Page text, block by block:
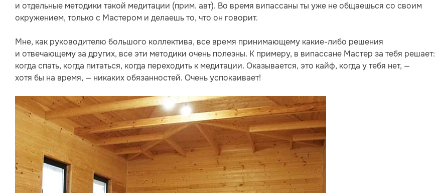
и отдельные методики такой медитации (прим. авт). Во время випассаны ты уже не общаешься со своим
окружением, только с Мастером и делаешь то, что он говорит.
Мне, как руководителю большого коллектива, все время принимающему какие-либо решения
и отвечающему за других, все эти методики очень полезны. К примеру, в випассане Мастер за тебя решает:
когда спать, когда питаться, когда переходить к медитации. Оказывается, это кайф, когда у тебя нет, —
хотя бы на время, — никаких обязанностей. Очень успокаивает!